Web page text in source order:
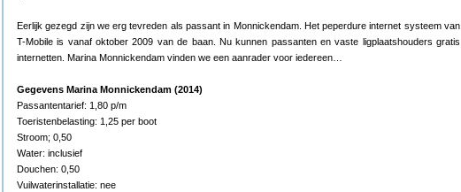
Eerlijk gezegd zijn we erg tevreden als passant in Monnickendam. Het peperdure internet systeem van
T-Mobile is vanaf oktober 2009 van de baan. Nu kunnen passanten en vaste ligplaatshouders gratis
internetten. Marina Monnickendam vinden we een aanrader voor iedereen…
Gegevens Marina Monnickendam (2014)
Passantentarief: 1,80 p/m
Toeristenbelasting: 1,25 per boot
Stroom; 0,50
Water: inclusief
Douchen: 0,50
Vuilwaterinstallatie: nee